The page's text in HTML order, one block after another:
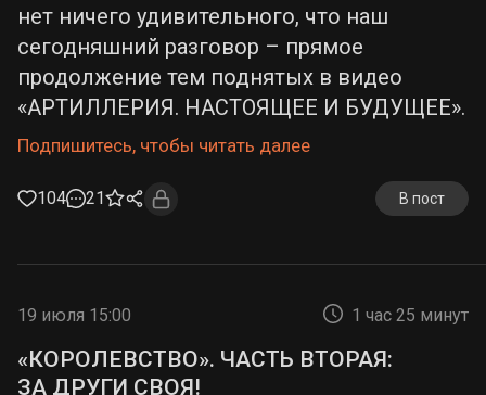
нет ничего удивительного, что наш
сегодняшний разговор – прямое
продолжение тем поднятых в видео
«АРТИЛЛЕРИЯ. НАСТОЯЩЕЕ И БУДУЩЕЕ».
Подпишитесь, чтобы читать далее
104 21 В пост
19 июля 15:00 1 час 25 минут
«КОРОЛЕВСТВО». ЧАСТЬ ВТОРАЯ:
ЗА ДРУГИ СВОЯ!